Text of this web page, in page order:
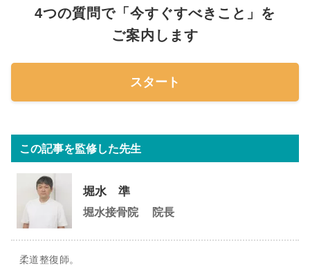
4つの質問で「今すぐすべきこと」を
ご案内します
スタート
この記事を監修した先生
堀水 準
堀水接骨院
院長
柔道整復師。